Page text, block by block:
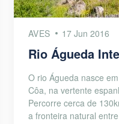
AVES 17 Jun 2016
Rio Águeda
O rio Águeda nasce
Côa, na vertente
Percorre cerca de
a fronteira natural